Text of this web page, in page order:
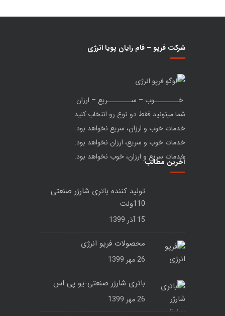
شرکت فرپو – فام رایان پویا انرژی
خــــــــوب – ســــــــریع – ارزان
شما میتونید فقط دو نوع رو انتخاب کنید
خدمات خوب و ارزان، سریع نخواهد بود.
خدمات خوب و سریع، ارزان نخواهد بود.
خدمات سریع و ارزان، خوب نخواهد بود.
آخرین مطالب
تولید کننده باتری شارژر صنعتی
110ولت
15 آذر 1399
محصولات فرپو انرژی
26 مهر 1399
باتری شارژر صنعتی-یو پی اس
26 مهر 1399